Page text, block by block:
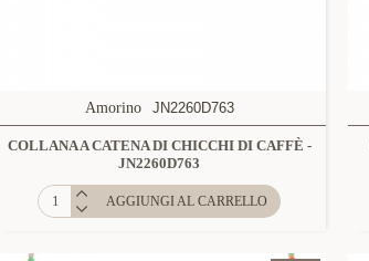
Amorino JN2260D763
COLLANA A CATENA DI CHICCHI DI CAFFÈ -
JN2260D763
AGGIUNGI AL CARRELLO